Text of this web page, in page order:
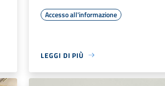
Accesso all'informazione
LEGGI DI PIÙ